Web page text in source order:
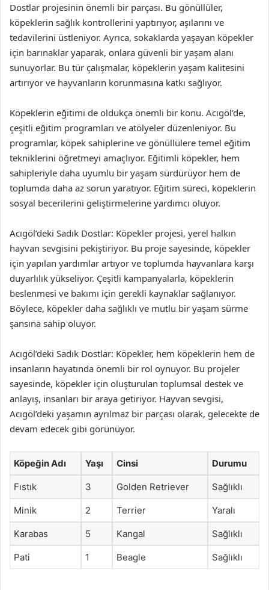
Dostlar projesinin önemli bir parçası. Bu gönüllüler,
köpeklerin sağlık kontrollerini yaptırıyor, aşılarını ve
tedavilerini üstleniyor. Ayrıca, sokaklarda yaşayan köpekler
için barınaklar yaparak, onlara güvenli bir yaşam alanı
sunuyorlar. Bu tür çalışmalar, köpeklerin yaşam kalitesini
artırıyor ve hayvanların korunmasına katkı sağlıyor.
Köpeklerin eğitimi de oldukça önemli bir konu. Acıgöl’de,
çeşitli eğitim programları ve atölyeler düzenleniyor. Bu
programlar, köpek sahiplerine ve gönüllülere temel eğitim
tekniklerini öğretmeyi amaçlıyor. Eğitimli köpekler, hem
sahipleriyle daha uyumlu bir yaşam sürdürüyor hem de
toplumda daha az sorun yaratıyor. Eğitim süreci, köpeklerin
sosyal becerilerini geliştirmelerine yardımcı oluyor.
Acıgöl’deki Sadık Dostlar: Köpekler projesi, yerel halkın
hayvan sevgisini pekiştiriyor. Bu proje sayesinde, köpekler
için yapılan yardımlar artıyor ve toplumda hayvanlara karşı
duyarlılık yükseliyor. Çeşitli kampanyalarla, köpeklerin
beslenmesi ve bakımı için gerekli kaynaklar sağlanıyor.
Böylece, köpekler daha sağlıklı ve mutlu bir yaşam sürme
şansına sahip oluyor.
Acıgöl’deki Sadık Dostlar: Köpekler, hem köpeklerin hem de
insanların hayatında önemli bir rol oynuyor. Bu projeler
sayesinde, köpekler için oluşturulan toplumsal destek ve
anlayış, insanları bir araya getiriyor. Hayvan sevgisi,
Acıgöl’deki yaşamın ayrılmaz bir parçası olarak, gelecekte de
devam edecek gibi görünüyor.
Köpeğin Adı Yaşı Cinsi Durumu
Fıstık 3 Golden Retriever Sağlıklı
Minik 2 Terrier Yaralı
Karabas 5 Kangal Sağlıklı
Pati 1 Beagle Sağlıklı